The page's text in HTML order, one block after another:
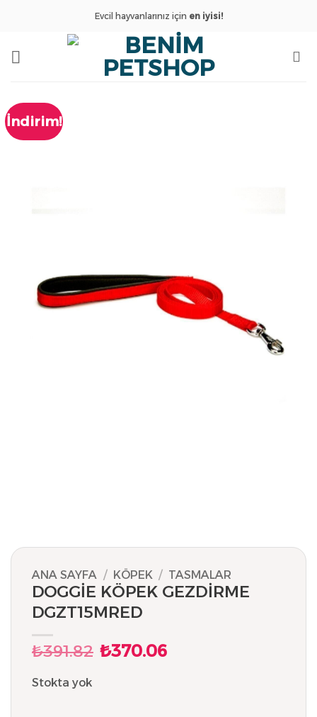
Evcil hayvanlarınız için en iyisi!
İndirim!
ANA SAYFA / KÖPEK / TASMALAR
DOGGİE KÖPEK GEZDİRME
DGZT15MRED
₺391.82 Orijinal
₺370.06Şu
Stokta yok